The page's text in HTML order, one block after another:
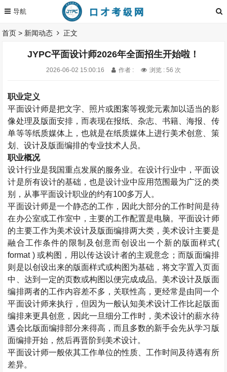
首页 > 新闻动态 正文
JYPC平面设计师2026年全面招生开始啦！
2026-06-02 15:00:16 作者 : 浏览 : 56 次
职业定义
平面设计师是把文字、照片或图案等视觉元素加以适当的影
像处理及版面安排，而表现在报纸、杂志、书籍、海报、传
单等等纸质媒体上，也就是在纸质媒体上进行美术创意、策
划、设计及版面编排的专业技术人员。
职业概况
设计行业是我国重点发展的服务业。在设计行业中，平面设
计是所有设计的基础，也是设计业中应用范围最为广泛的类
别，从事平面设计职业的约有100多万人。
平面设计师是一个静态的工作，因此大部分的工作时间是待
在办公室或工作室中，主要的工作配置是电脑。平面设计师
的主要工作为美术设计及版面编排两大类，美术设计主要是
融合工作条件的限制及创意而创设出一个新的版面样式(
format )或构图，用以传达设计者的主观意念；而版面编排
则是以创设出来的版面样式或构图为基础，将文字置入页面
中、达到一定的页数或构图以便完成成品。美术设计及版面
编排两者的工作内容差不多，关联性高，更经常是由同一个
平面设计师来执行，但因为一般认知美术设计工作比起版面
编排来更具创意，因此一旦细分工作时，美术设计的薪水待
遇会比版面编排部分来得高，而且多数的新手会先从学习版
面编排开始，然后再晋阶到美术设计。
平面设计师一般依其工作单位的性质、工作时间及待遇有所
差异。